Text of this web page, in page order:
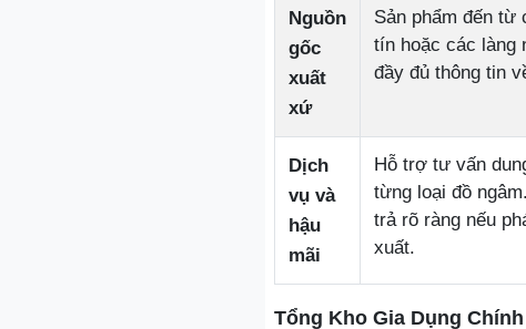
Nguồn
gốc
xuất
xứ
Sản phẩm đến từ
tín hoặc các làng
đầy đủ thông tin
Dịch
vụ và
hậu
mãi
Hỗ trợ tư vấn
từng loại đồ
trả rõ ràng nếu
xuất.
Tổng Kho Gia Dụng